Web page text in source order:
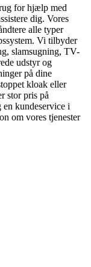
for hjælp med
dig. Vores
alle typer
Vi tilbyder
slamsugning, TV-
udstyr og
på dine
kloak eller
stor pris på
kundeservice i
om vores tjenester